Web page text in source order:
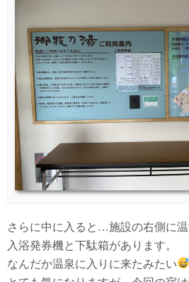
さらに中に入ると…施設の右側に
入浴発券機と下駄箱があります。
なんだか温泉に入りに来たみたい